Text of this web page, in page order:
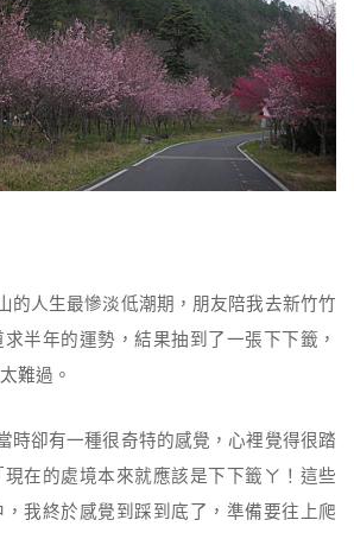
人生最慘淡低潮期，朋友陪我去新竹竹
半年的運勢，結果抽到了一張下下籤，
難過。
卻有一種很奇特的感覺，心裡覺得很踏
在的處境本來就應該是下下籤ㄚ！這些
我終於感覺到踩到底了，準備要往上爬